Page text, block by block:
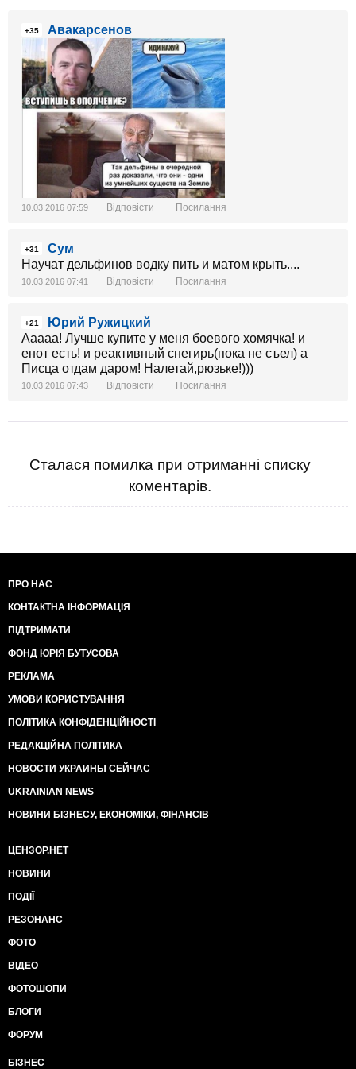
+35 Авакарсенов
10.03.2016 07:59 Відповісти Посилання
+31
Сум
Научат дельфинов водку пить и матом крыть....
10.03.2016 07:41 Відповісти Посилання
+21
Юрий Ружицкий
Ааааа! Лучше купите у меня боевого хомячка! и
енот есть! и реактивный снегирь(пока не съел) а
Писца отдам даром! Налетай,рюзьке!)))
10.03.2016 07:43 Відповісти Посилання
Сталася помилка при отриманні списку
коментарів.
ПРО НАС
КОНТАКТНА ІНФОРМАЦІЯ
ПІДТРИМАТИ
ФОНД ЮРІЯ БУТУСОВА
РЕКЛАМА
УМОВИ КОРИСТУВАННЯ
ПОЛІТИКА КОНФІДЕНЦІЙНОСТІ
РЕДАКЦІЙНА ПОЛІТИКА
НОВОСТИ УКРАИНЫ СЕЙЧАС
UKRAINIAN NEWS
НОВИНИ БІЗНЕСУ, ЕКОНОМІКИ, ФІНАНСІВ
ЦЕНЗОР.НЕТ
НОВИНИ
ПОДІЇ
РЕЗОНАНС
ФОТО
ВІДЕО
ФОТОШОПИ
БЛОГИ
ФОРУМ
БІЗНЕС